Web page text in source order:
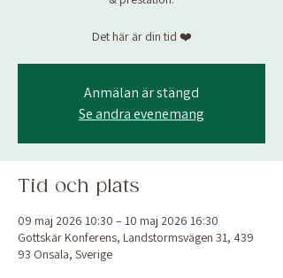
Det här är din tid ❤️
Anmälan är stängd
Se andra evenemang
Tid och plats
09 maj 2026 10:30 – 10 maj 2026 16:30
Gottskär Konferens, Landstormsvägen 31, 439
93 Onsala, Sverige